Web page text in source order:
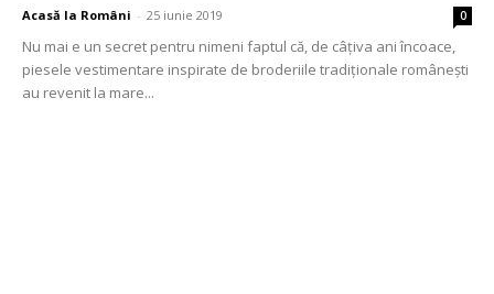
Acasă la Români - 25 iunie 2019 0
Nu mai e un secret pentru nimeni faptul că, de câțiva ani încoace,
piesele vestimentare inspirate de broderiile tradiționale românești
au revenit la mare...